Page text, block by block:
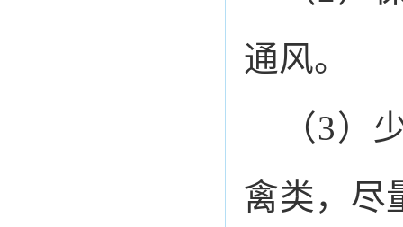
通风。
（3）
禽类，尽